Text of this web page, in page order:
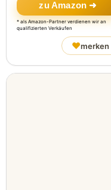
zu Amazon ➜
* als Amazon-Partner verdienen wir an
qualifizierten Verkäufen
♥merken